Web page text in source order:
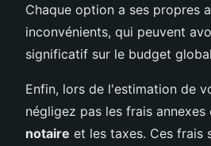
Chaque option a ses propres
inconvénients, qui peuvent
significatif sur le budget
Enfin, lors de l'estimation de
négligez pas les frais annexes
notaire et les taxes. Ces frais